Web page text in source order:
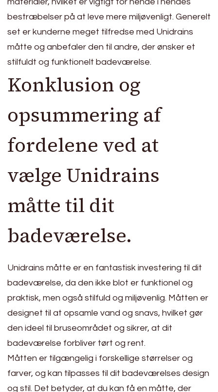
bestræbelser på at leve mere miljøvenligt. Generelt
set er kunderne meget tilfredse med Unidrains
måtte og anbefaler den til andre, der ønsker et
stilfuldt og funktionelt badeværelse.
Konklusion og
opsummering af
fordelene ved at
vælge Unidrains
måtte til dit
badeværelse.
Unidrains måtte er en fantastisk investering til dit
badeværelse, da den ikke blot er funktionel og
praktisk, men også stilfuld og miljøvenlig. Måtten er
designet til at opsamle vand og snavs, hvilket gør
den ideel til bruseområdet og sikrer, at dit
badeværelse forbliver tørt og rent.
Måtten er tilgængelig i forskellige størrelser og
farver, og kan tilpasses til dit badeværelses design
og stil. Det betyder, at du kan få en måtte, der